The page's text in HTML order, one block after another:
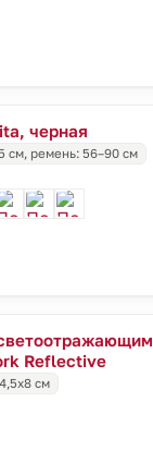
черная
см, ремень: 56–90 см
Reflective
см